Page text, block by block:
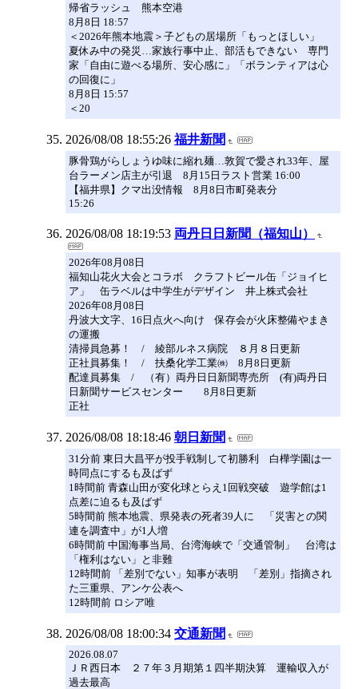
帰省ラッシュ 熊本空港
8月8日 18:57
＜2026年熊本地震＞子どもの居場所「もっとほしい」
夏休み中の発災…家族行事中止、部活もできない 専門
家「自由に遊べる場所、安心感に」「ボランティアは心
の回復に」
8月8日 15:57
＜20
2026/08/08 18:55:26 福井新聞
豚骨鶏がらしょうゆ味に縮れ麺…敦賀で愛され33年、屋
台ラーメン店主が引退 8月15日ラスト営業 16:00
【福井県】クマ出没情報 8月8日市町発表分
15:26
2026/08/08 18:19:53 両丹日日新聞（福知山）
2026年08月08日
福知山花火大会とコラボ クラフトビール缶「ジョイヒ
ア」 缶ラベルは中学生がデザイン 井上株式会社
2026年08月08日
丹波大文字、16日点火へ向け 保存会が火床整備やまき
の運搬
清掃員急募！ / 綾部ルネス病院 ８月８日更新
正社員募集！ / 扶桑化学工業㈱ 8月8日更新
配達員募集 / （有）両丹日日新聞専売所 (有)両丹日
日新聞サービスセンター 8月8日更新
正社
2026/08/08 18:18:46 朝日新聞
31分前 東日大昌平が投手戦制して初勝利 白樺学園は一
時同点にするも及ばず
1時間前 青森山田が変化球とらえ1回戦突破 遊学館は1
点差に迫るも及ばず
5時間前 熊本地震、県発表の死者39人に 「災害との関
連を調査中」が1人増
6時間前 中国海事当局、台湾海峡で「交通管制」 台湾は
「権利はない」と非難
12時間前 「差別でない」知事が表明 「差別」指摘され
た三重県、アンケ公表へ
12時間前 ロシア唯
2026/08/08 18:00:34 交通新聞
2026.08.07
ＪＲ西日本 ２７年３月期第１四半期決算 運輸収入が
過去最高